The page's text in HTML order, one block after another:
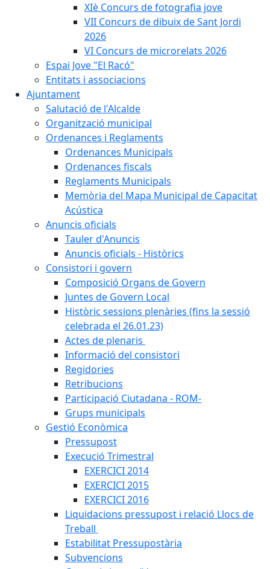
XIè Concurs de fotografia jove
VII Concurs de dibuix de Sant Jordi
2026
VI Concurs de microrelats 2026
Espai Jove "El Racó"
Entitats i associacions
Ajuntament
Salutació de l'Alcalde
Organització municipal
Ordenances i Reglaments
Ordenances Municipals
Ordenances fiscals
Reglaments Municipals
Memòria del Mapa Municipal de Capacitat
Acústica
Anuncis oficials
Tauler d'Anuncis
Anuncis oficials - Històrics
Consistori i govern
Composició Organs de Govern
Juntes de Govern Local
Històric sessions plenàries (fins la sessió
celebrada el 26.01.23)
Actes de plenaris
Informació del consistori
Regidories
Retribucions
Participació Ciutadana - ROM-
Grups municipals
Gestió Econòmica
Pressupost
Execució Trimestral
EXERCICI 2014
EXERCICI 2015
EXERCICI 2016
Liquidacions pressupost i relació Llocs de
Treball
Estabilitat Pressupostària
Subvencions